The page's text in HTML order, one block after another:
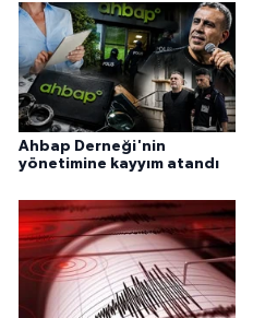
Ahbap Derneği'nin
yönetimine kayyım atandı